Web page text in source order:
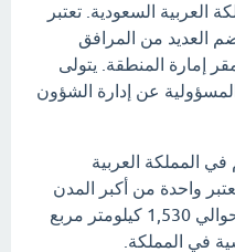
السعودية. تعتبر
العديد من المرافق
إمارة المنطقة. يتولى
عن إدارة الشؤون
المملكة العربية
واحدة من أكبر المدن
في المنطقة. تبلغ مساحة بريدة حوالي 1,530 كيلومتر مربع
في المملكة.